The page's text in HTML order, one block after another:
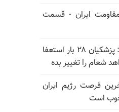
ایران - قسمت
سرکرده حزب‌الله رژیم: پزشکیان ۲۸ بار استعفا
شعام را تغییر بده
فرصت رژیم ایران
است